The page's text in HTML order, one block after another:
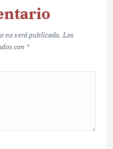
no será publicada. Los
con *